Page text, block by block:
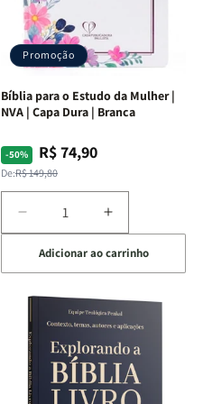
Promoção
Bíblia para o Estudo da Mulher |
NVA | Capa Dura | Branca
-50%
Preço
normal
De:R$ 149,80
Preço
promocional
R$ 74,90
Diminuir
a
quantidade
de
Bíblia
o
Estudo
da
Mulher
Aumentar
a
quantidade
de
Bíblia
para
o
Estudo
Mulher
Adicionar ao carrinho